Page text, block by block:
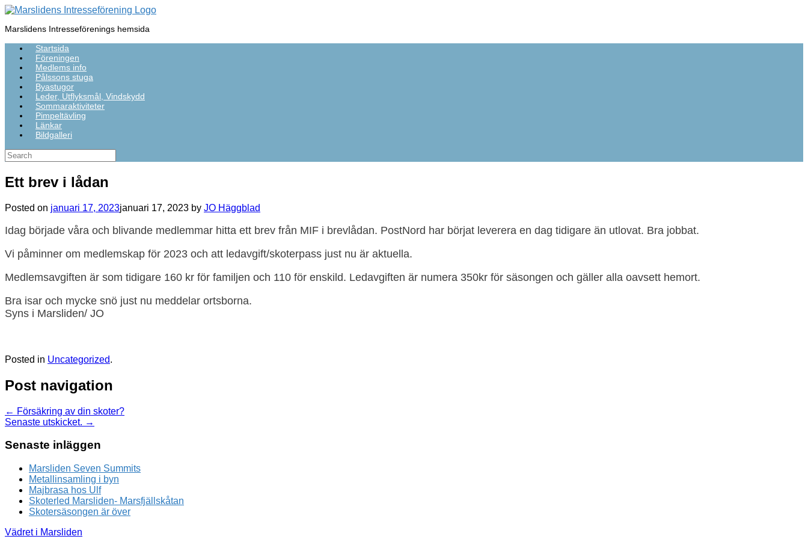
Skip
content
Marslidens Intresseförenings hemsida
Startsida
Föreningen
Medlems info
Pålssons stuga
Byastugor
Leder, Utflyksmål, Vindskydd
Sommaraktiviteter
Pimpeltävling
Länkar
Bildgalleri
Search
for:
Ett brev i lådan
Posted on januari 17, 2023januari 17, 2023 by JO Häggblad
Idag började våra och blivande medlemmar hitta ett brev från MIF i brevlådan. PostNord har börjat leverera en dag tidigare än utlovat. Bra jobbat.
Vi påminner om medlemskap för 2023 och att ledavgift/skoterpass just nu är aktuella.
Medlemsavgiften är som tidigare 160 kr för familjen och 110 för enskild. Ledavgiften är numera 350kr för säsongen och gäller alla oavsett hemort.
Bra isar och mycke snö just nu meddelar ortsborna.
Syns i Marsliden/ JO
Posted in Uncategorized.
Post navigation
← Försäkring av din skoter?
Senaste utskicket. →
Senaste inläggen
Marsliden Seven Summits
Metallinsamling i byn
Majbrasa hos Ulf
Skoterled Marsliden- Marsfjällskåtan
Skotersäsongen är över
Vädret i Marsliden